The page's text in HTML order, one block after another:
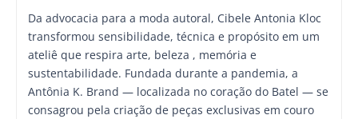
Da advocacia para a moda autoral, Cibele Antonia Kloc
transformou sensibilidade, técnica e propósito em um
ateliê que respira arte, beleza , memória e
sustentabilidade. Fundada durante a pandemia, a
Antônia K. Brand — localizada no coração do Batel — se
consagrou pela criação de peças exclusivas em couro